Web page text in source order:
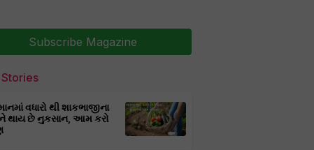
Subscribe Magazine
વધારો થી શાકભાજીના
થાય છે નુકસાન, આમ કરો